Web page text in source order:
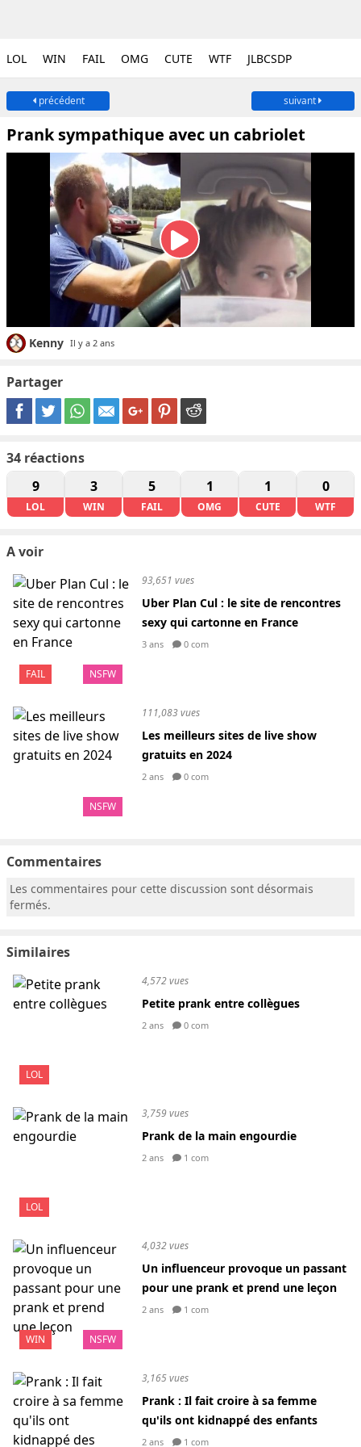
LOL WIN FAIL OMG CUTE WTF JLBCSDP
précédent suivant
Prank sympathique avec un cabriolet
Kenny Il y a 2 ans
Partager
34 réactions
9
LOL
3
WIN
5
FAIL
1
OMG
1
CUTE
0
WTF
A voir
FAIL NSFW
93,651 vues
Uber Plan Cul : le site de rencontres
sexy qui cartonne en France
3 ans 0 com
NSFW
111,083 vues
Les meilleurs sites de live show
gratuits en 2024
2 ans 0 com
Commentaires
Les commentaires pour cette discussion sont désormais
fermés.
Similaires
LOL
4,572 vues
Petite prank entre collègues
2 ans 0 com
LOL
3,759 vues
Prank de la main engourdie
2 ans 1 com
WIN NSFW
4,032 vues
Un influenceur provoque un passant
pour une prank et prend une leçon
2 ans 1 com
3,165 vues
Prank : Il fait croire à sa femme
qu'ils ont kidnappé des enfants
2 ans 1 com